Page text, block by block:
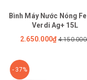
Bình Máy Nước Nóng
Verdi Ag+ 15L
2.650.000₫
- 37%